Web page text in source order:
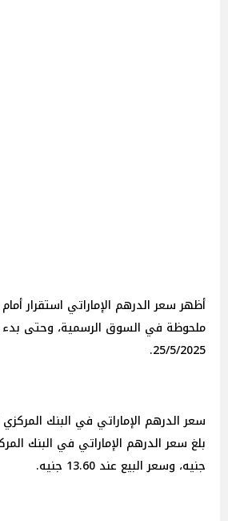
أظهر سعر الدرهم الإماراتي استقرار
ملحوظة في السوق الرسمية، وحتى بدء
25/5/2025.
سعر الدرهم الإماراتي في البنك
جنيه، وسعر البيع عند 13.60 جنيه.